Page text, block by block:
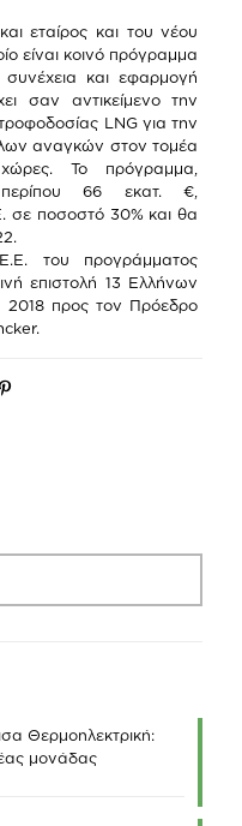
εταίρος και του νέου
είναι κοινό πρόγραμμα
και εφαρμογή
σαν αντικείμενο την
LNG για την
αναγκών στον τομέα
Το πρόγραμμα,
περίπου 66 εκατ. €,
σε ποσοστό 30% και θα
του προγράμματος
επιστολή 13 Ελλήνων
2018 προς τον Πρόεδρο
Θερμοηλεκτρική:
μονάδας